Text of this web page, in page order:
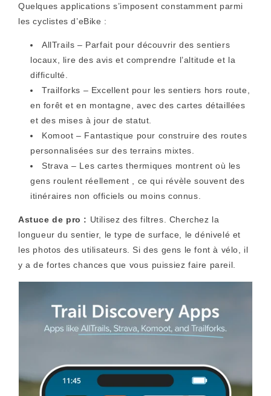
Quelques applications s’imposent constamment parmi
les cyclistes d’eBike :
AllTrails – Parfait pour découvrir des sentiers
locaux, lire des avis et comprendre l’altitude et la
difficulté.
Trailforks – Excellent pour les sentiers hors route,
en forêt et en montagne, avec des cartes détaillées
et des mises à jour de statut.
Komoot – Fantastique pour construire des routes
personnalisées sur des terrains mixtes.
Strava – Les cartes thermiques montrent où les
gens roulent réellement , ce qui révèle souvent des
itinéraires non officiels ou moins connus.
Astuce de pro : Utilisez des filtres . Cherchez la
longueur du sentier, le type de surface, le dénivelé et
les photos des utilisateurs. Si des gens le font à vélo, il
y a de fortes chances que vous puissiez faire pareil.